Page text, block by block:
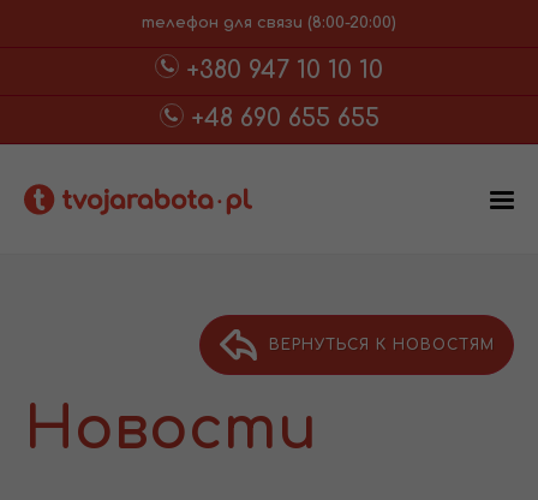
телефон для связи (8:00-20:00)
+380 947 10 10 10
+48 690 655 655
ВЕРНУТЬСЯ К НОВОСТЯМ
Новости